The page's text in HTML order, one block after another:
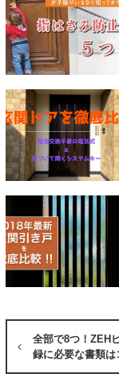
全部で8つ！ZEH
録に必要な書類は